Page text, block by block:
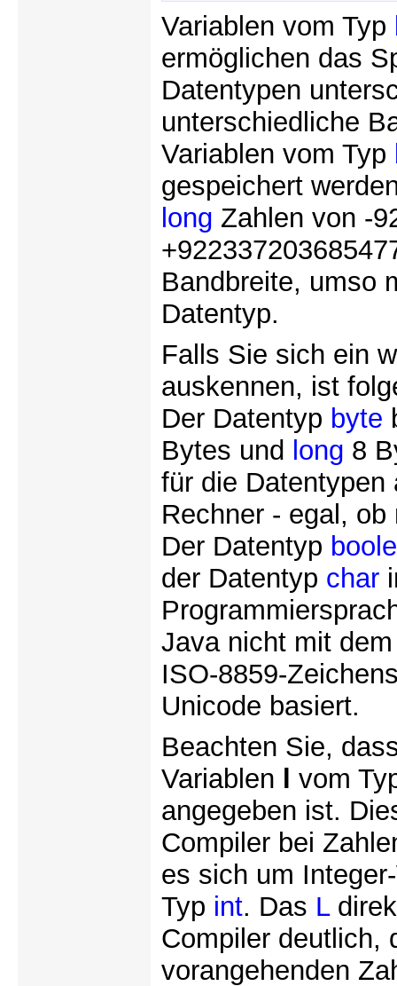
Variablen vom Typ
ermöglichen das
Datentypen
unterschiedliche
Variablen vom Typ
gespeichert
long Zahlen von -
Bandbreite, umso
Datentyp.
Falls Sie sich ein
auskennen, ist
Der Datentyp byte
Bytes und long 8
für die Datentypen
Rechner - egal,
Der Datentyp
der Datentyp char
Java nicht mit
ISO-8859-
Unicode basiert.
Beachten Sie,
Variablen
vom
angegeben ist.
Compiler bei
es sich um
Typ int. Das L
Compiler deutlich,
vorangehenden